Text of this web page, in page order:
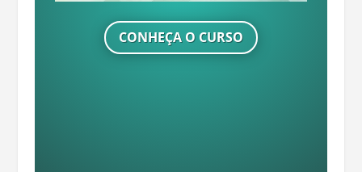
CONHEÇA O CURSO